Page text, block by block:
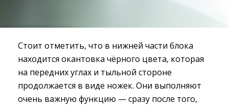
Стоит отметить, что в нижней части блока
находится окантовка чёрного цвета, которая
на передних углах и тыльной стороне
продолжается в виде ножек. Они выполняют
очень важную функцию — сразу после того,